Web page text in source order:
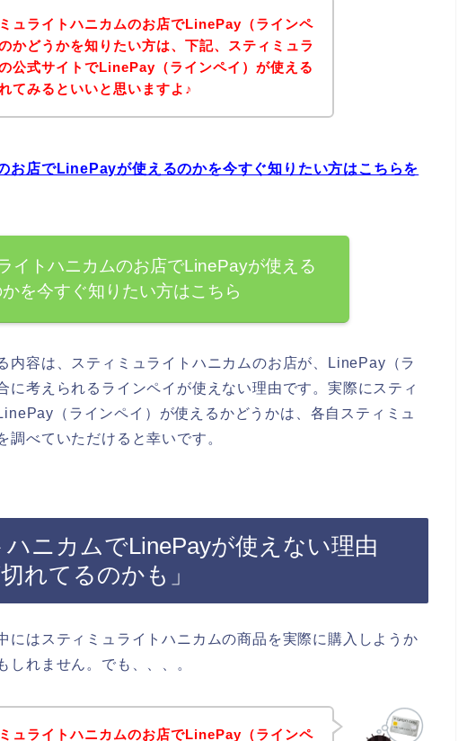
ュライトハニカムのお店でLinePay（ラインペ
かどうかを知りたい方は、下記、スティミュラ
公式サイトでLinePay（ラインペイ）が使える
てみるといいと思いますよ♪
お店でLinePayが使えるのかを今すぐ知りたい方はこちらを
イトハニカムのお店でLinePayが使える
を今すぐ知りたい方はこちら
内容は、スティミュライトハニカムのお店が、LinePay（ラ
に考えられるラインペイが使えない理由です。実際にスティ
（ラインペイ）が使えるかどうかは、各自スティミュ
調べていただけると幸いです。
ニカムでLinePayが使えない理由
れてるのかも」
にはスティミュライトハニカムの商品を実際に購入しようか
しれません。でも、、、。
ュライトハニカムのお店でLinePay（ラインペ